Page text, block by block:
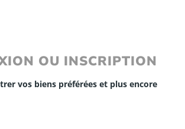
OU INSCRIPTION
vos biens préférées et plus encore